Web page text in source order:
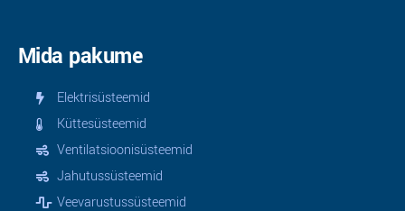
Mida pakume
Elektrisüsteemid
Küttesüsteemid
Ventilatsioonisüsteemid
Jahutussüsteemid
Veevarustussüsteemid